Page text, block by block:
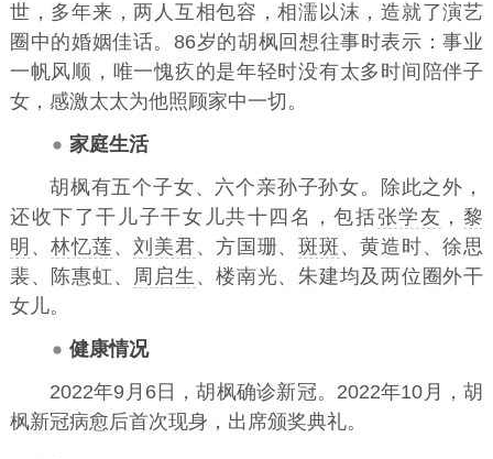
世，多年来，两人互相包容，相濡以沫，造就了演艺
圈中的婚姻佳话。86岁的胡枫回想往事时表示：事业
一帆风顺，唯一愧疚的是年轻时没有太多时间陪伴子
女，感激太太为他照顾家中一切。
家庭生活
胡枫有五个子女、六个亲孙子孙女。除此之外，
还收下了干儿子干女儿共十四名，包括张学友 ，黎
明 、林忆莲、刘美君、方国珊、斑斑 、黄造时、徐思
裴、陈惠虹、 周启生 、楼南光、朱建均及两位圈外干
女儿。
健康情况
2022年9月6日，胡枫确诊新冠。2022年10月，胡
枫新冠病愈后首次现身，出席颁奖典礼。